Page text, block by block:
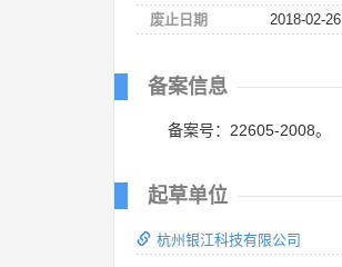
废止日期
2018-02-26
备案信息
备案号：22605-2008。
起草单位
杭州银江科技有限公司